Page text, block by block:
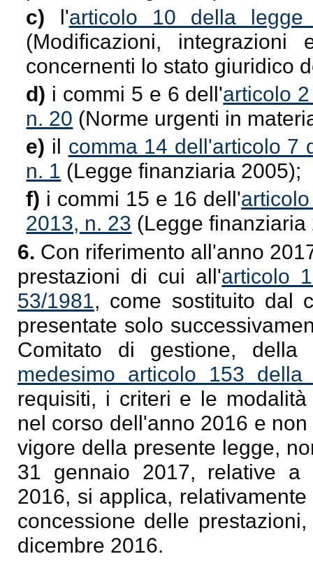
c) l'articolo 10 della
(Modificazioni, integrazioni
concernenti lo stato giuridico
d) i commi 5 e 6 dell'articolo
n. 20 (Norme urgenti in
e) il comma 14 dell'articolo 7
n. 1 (Legge finanziaria 2005);
f) i commi 15 e 16 dell'
2013, n. 23 (Legge finanziaria
6. Con riferimento all'anno
prestazioni di cui all'articolo
53/1981, come sostituito dal
presentate solo
Comitato di gestione,
medesimo articolo 153
requisiti, i criteri e le
nel corso dell'anno 2016 e
vigore della presente legge,
31 gennaio 2017, relative a
2016, si applica,
concessione delle
dicembre 2016.